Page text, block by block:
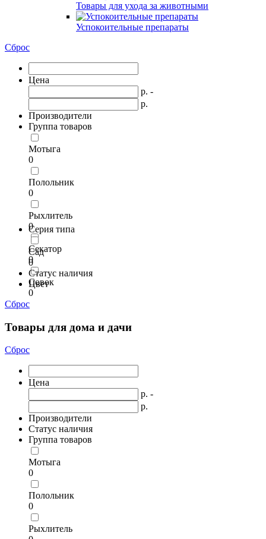
Товары для ухода за животными
Успокоительные препараты
Сброс
Цена
р. -
р.
Производители
Группа товаров
Мотыга
0
Полольник
0
Рыхлитель
0
Секатор
0
Совок
0
Серия типа
Сад
0
Статус наличия
Цвет
Сброс
Товары для дома и дачи
Сброс
Цена
р. -
р.
Производители
Статус наличия
Группа товаров
Мотыга
0
Полольник
0
Рыхлитель